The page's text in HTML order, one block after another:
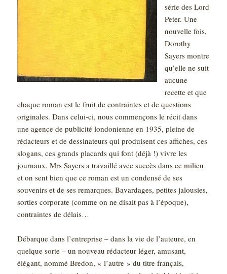
série des Lord
Peter. Une
nouvelle fois,
Dorothy
Sayers montre
qu’elle ne suit
aucune
recette et que
chaque roman est le fruit de contraintes et de questions
originales. Dans celui-ci, nous commençons le récit dans
une agence de publicité londonienne en 1935, pleine de
rédacteurs et de dessinateurs qui produisent ces affiches, ces
slogans, ces grands placards qui font (déjà !) vivre les
journaux. Mrs Sayers a travaillé avec succès dans ce milieu
et on sent bien que ce roman est un condensé de ses
souvenirs et de ses remarques. Bavardages, petites jalousies,
sorties corporate (comme on ne disait pas à l’époque),
contraintes de délais…
Débarque dans l’entreprise – dans la vie de l’auteure, en
quelque sorte – un nouveau rédacteur léger, amusant,
élégant, nommé Bredon, « l’autre » du titre français,